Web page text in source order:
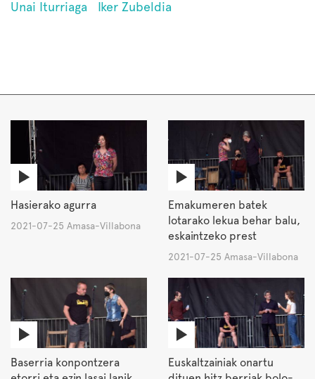
Unai Iturriaga Iker Zubeldia
Hasierako agurra
2021-07-25 Amasa-Villabona
Emakumeren batek
lotarako lekua behar balu,
eskaintzeko prest
2021-07-25 Amasa-Villabona
Baserria konpontzera
Euskaltzainiak onartu